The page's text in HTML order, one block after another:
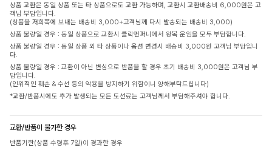
상품 교환은 동일 상품 또는 타 상품으로도 교환 가능하며, 교환시 교환배송비 6,000원은 고
객님 부담입니다.
(상품을 저희쪽에 보내는 배송비 3,000+고객님께 다시 발송되는 배송비 3,000)
상품 불량일 경우 : 동일 상품으로 교환시 클릭앤퍼니에서 왕복 운임을 모두 부담합니다.
상품 불량일 경우 : 동일 상품 외 타 상품이나 옵션 변경시 배송비 3,000원 고객님 부담입니
다.
상품 불량일 경우 : 교환이 아닌 변심으로 반품을 할 경우 초기 배송비 3,000원은 고객님 부
담입니다.
(인위적인 훼손 & 수선 등의 악용을 방지하기 위함이니 양해부탁드립니다)
*교환/반품시에도 추가 발생되는 모든 도선료는 고객님께서 부담해주셔야 합니다.
교환/반품이 불가한 경우
반품기한(상품 수령후 7일)이 경과한 경우